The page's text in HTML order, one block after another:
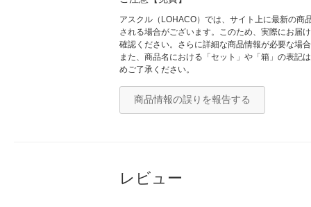
アスクル（LOHACO）では、サイト上に最新の商
される場合がございます。このため、実際にお届
確認ください。さらに詳細な商品情報が必要な場
また、商品名における「セット」や「箱」の表記
めご了承ください。
商品情報の誤りを報告する
レビュー